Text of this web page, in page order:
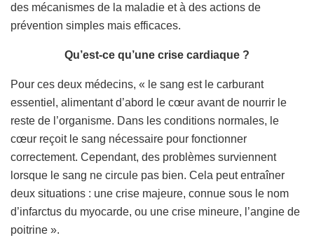
des mécanismes de la maladie et à des actions de
prévention simples mais efficaces.
Qu’est-ce qu’une crise cardiaque ?
Pour ces deux médecins, « le sang est le carburant
essentiel, alimentant d’abord le cœur avant de nourrir le
reste de l’organisme. Dans les conditions normales, le
cœur reçoit le sang nécessaire pour fonctionner
correctement. Cependant, des problèmes surviennent
lorsque le sang ne circule pas bien. Cela peut entraîner
deux situations : une crise majeure, connue sous le nom
d’infarctus du myocarde, ou une crise mineure, l’angine de
poitrine ».